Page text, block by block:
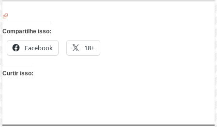
Compartilhe isso:
Facebook 18+
Curtir isso: